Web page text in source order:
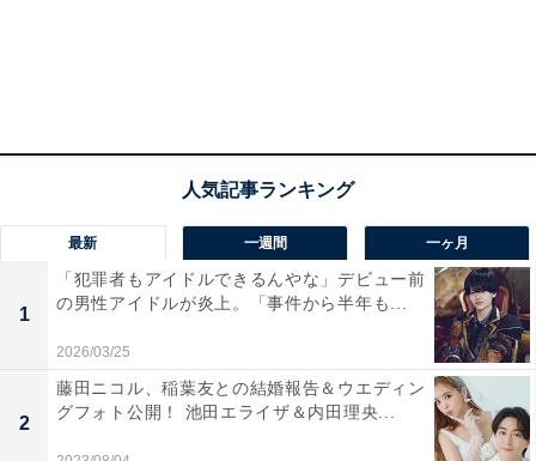
最新 一週間 一ヶ月
1
「犯罪者もアイドルできるんやな」デビュー前
の男性アイドルが炎上。「事件から半年も...
2026/03/25
2
藤田ニコル、稲葉友との結婚報告＆ウエディン
グフォト公開！ 池田エライザ＆内田理央...